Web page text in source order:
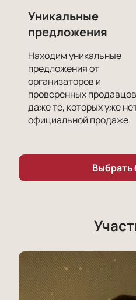
послевкусие и желание
«Как я съел собаку»
критиков. Поспешите и
мнение о нем и провести
вечер в компании его героя.
Уникальные
предложения
Находим уникальные
предложения от
организаторов и
проверенных
даже те, которых уже
официальной продаже.
Выбрать